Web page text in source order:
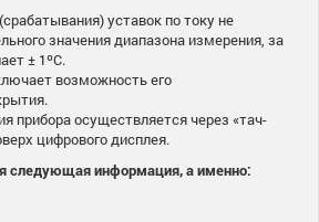
уставок по току не
значения диапазона измерения, за
± 1ºС.
возможность его
прибора осуществляется через «тач-
цифрового дисплея.
следующая информация, а именно: